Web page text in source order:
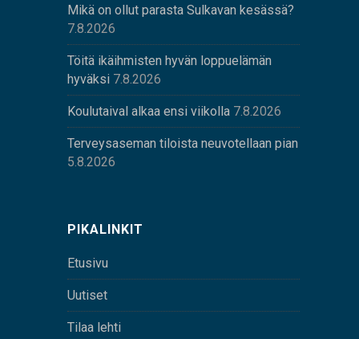
Mikä on ollut parasta Sulkavan kesässä?
7.8.2026
Töitä ikäihmisten hyvän loppuelämän
hyväksi 7.8.2026
Koulutaival alkaa ensi viikolla 7.8.2026
Terveysaseman tiloista neuvotellaan pian
5.8.2026
PIKALINKIT
Etusivu
Uutiset
Tilaa lehti